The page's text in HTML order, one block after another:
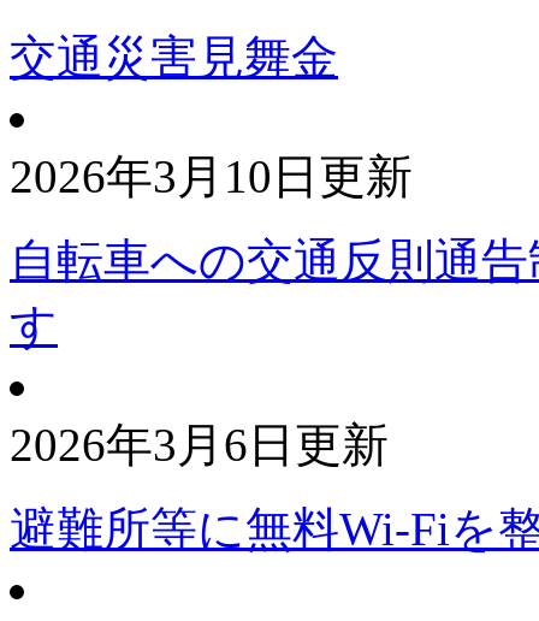
交通災害見舞金
2026年3月10日更新
自転車への交通反則通
す
2026年3月6日更新
避難所等に無料Wi-Fiを